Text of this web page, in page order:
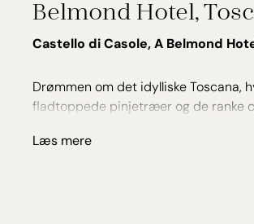
Belmond Hotel,
Castello di Casole, A Belmond
Drømmen om det idylliske Toscana,
fladtoppede pinjetræer og de ranke
cikadernes sang, finder du på Castello
Læs mere